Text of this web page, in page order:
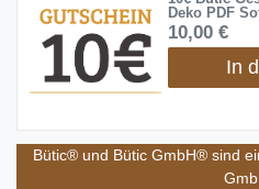
Deko PDF
10,00 €
In
Bütic® und Bütic GmbH® sind